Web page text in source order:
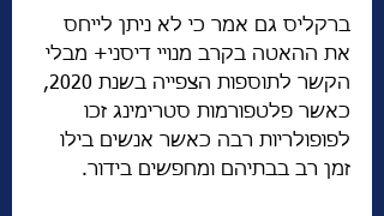
ברקליס גם אמר כי לא ניתן לייחס
את ההאטה בקרב מנויי דיסני+ מבלי
הקשר לתוספות הצפייה בשנת 2020,
כאשר פלטפורמות סטרימינג זכו
לפופולריות רבה כאשר אנשים בילו
זמן רב בבתיהם ומחפשים בידור.